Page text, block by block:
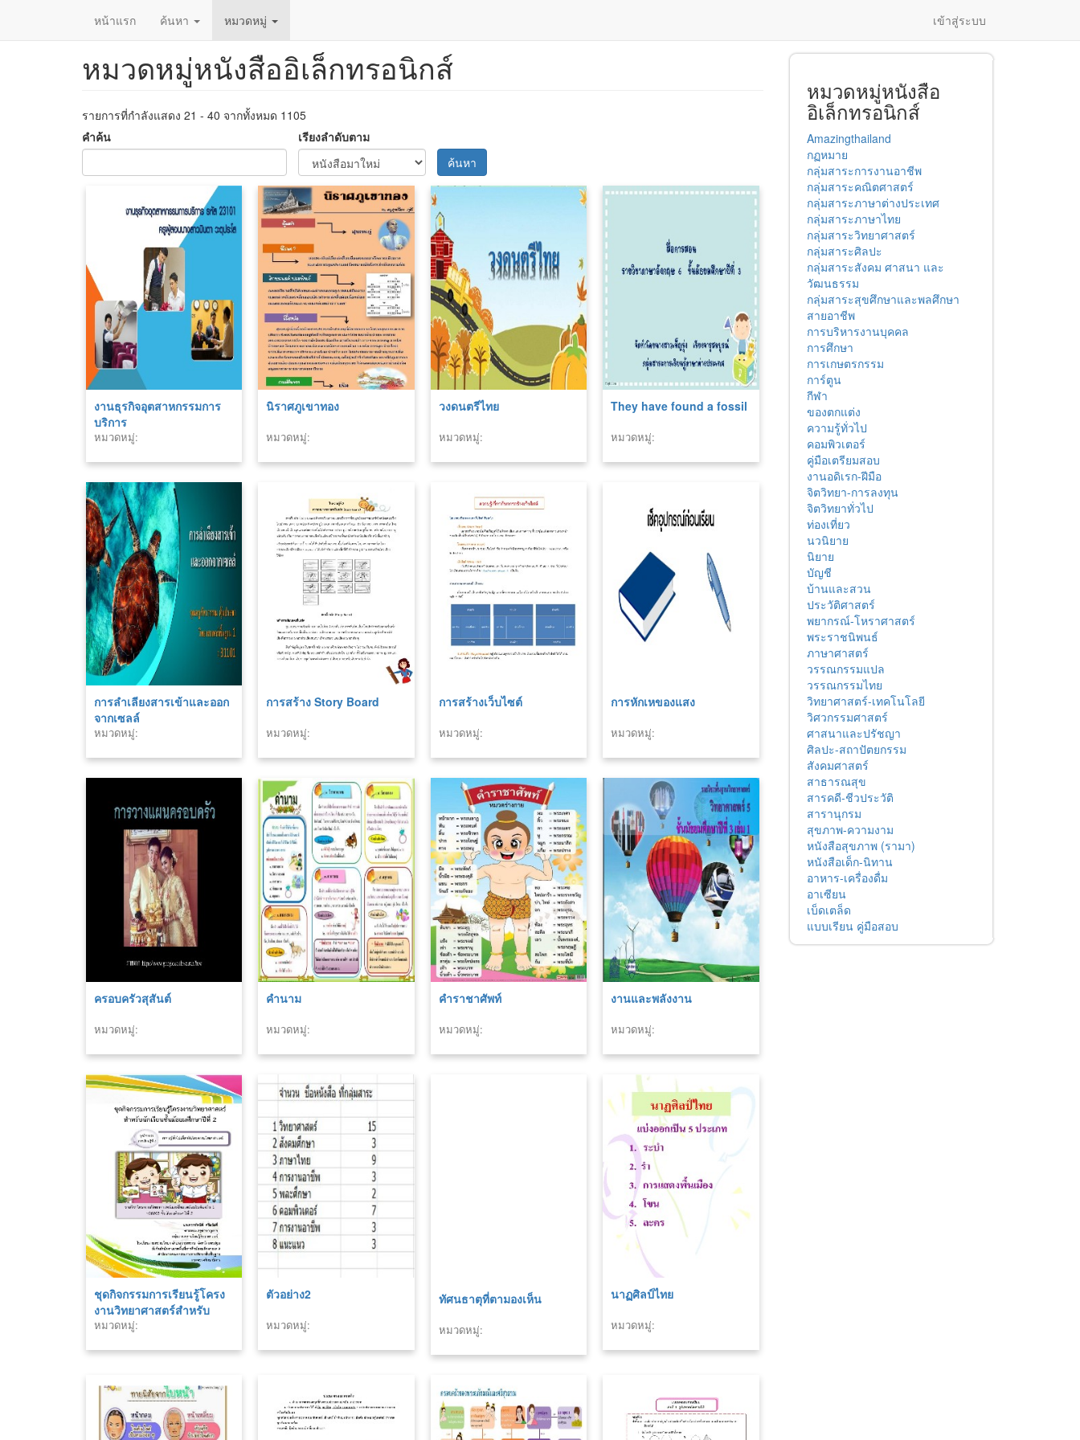
หน้าแรก ค้นหา หมวดหมู่ เข้าสู่ระบบ
หมวดหมู่หนังสืออิเล็กทรอนิกส์
รายการที่กำลังแสดง 21 - 40 จากทั้งหมด 1105
คำค้น
เรียงลำดับตาม
ค้นหา
งานธุรกิจอุตสาหกรรมการ
บริการ
หมวดหมู่:
นิราศภูเขาทอง
หมวดหมู่:
วงดนตรีไทย
หมวดหมู่:
They have found a fossil
หมวดหมู่:
การลำเลียงสารเข้าและออก
จากเซลล์
หมวดหมู่:
การสร้าง Story Board
หมวดหมู่:
การสร้างเว็บไซต์
หมวดหมู่:
การหักเหของแสง
หมวดหมู่:
ครอบครัวสุสันต์
หมวดหมู่:
คำนาม
หมวดหมู่:
คำราชาศัพท์
หมวดหมู่:
งานและพลังงาน
หมวดหมู่:
ชุดกิจกรรมการเรียนรู้โครง
งานวิทยาศาสตร์สำหรับ
นักเรียนชั้นมัธยมศึกษาปีที่ 2
หมวดหมู่:
ตัวอย่าง2
หมวดหมู่:
ทัศนธาตุที่ตามองเห็น
หมวดหมู่:
นาฏศิลป์ไทย
หมวดหมู่:
หมวดหมู่หนังสือ
อิเล็กทรอนิกส์
Amazingthailand
กฏหมาย
กลุ่มสาระการงานอาชีพ
กลุ่มสาระคณิตศาสตร์
กลุ่มสาระภาษาต่างประเทศ
กลุ่มสาระภาษาไทย
กลุ่มสาระวิทยาศาสตร์
กลุ่มสาระศิลปะ
กลุ่มสาระสังคม ศาสนา และ
วัฒนธรรม
กลุ่มสาระสุขศึกษาและพลศึกษา
สายอาชีพ
การบริหารงานบุคคล
การศึกษา
การเกษตรกรรม
การ์ตูน
กีฬา
ของตกแต่ง
ความรู้ทั่วไป
คอมพิวเตอร์
คู่มือเตรียมสอบ
งานอดิเรก-ฝีมือ
จิตวิทยา-การลงทุน
จิตวิทยาทั่วไป
ท่องเที่ยว
นวนิยาย
นิยาย
บัญชี
บ้านและสวน
ประวัติศาสตร์
พยากรณ์-โหราศาสตร์
พระราชนิพนธ์
ภาษาศาสตร์
วรรณกรรมแปล
วรรณกรรมไทย
วิทยาศาสตร์-เทคโนโลยี
วิศวกรรมศาสตร์
ศาสนาและปรัชญา
ศิลปะ-สถาปัตยกรรม
สังคมศาสตร์
สาธารณสุข
สารคดี-ชีวประวัติ
สารานุกรม
สุขภาพ-ความงาม
หนังสือสุขภาพ (รามา)
หนังสือเด็ก-นิทาน
อาหาร-เครื่องดื่ม
อาเซียน
เบ็ดเตล็ด
แบบเรียน คู่มือสอบ